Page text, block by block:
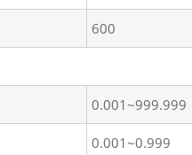
600
0.001~999.999
0.001~0.999